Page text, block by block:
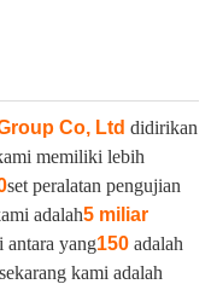
Co, Ltd didirikan
memiliki lebih
set peralatan pengujian
adalah5 miliar
antara yang150 adalah
kami adalah